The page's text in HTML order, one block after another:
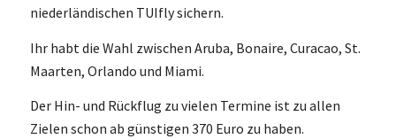
niederländischen TUIfly sichern.
Ihr habt die Wahl zwischen Aruba, Bonaire, Curacao, St.
Maarten, Orlando und Miami.
Der Hin- und Rückflug zu vielen Termine ist zu allen
Zielen schon ab günstigen 370 Euro zu haben.